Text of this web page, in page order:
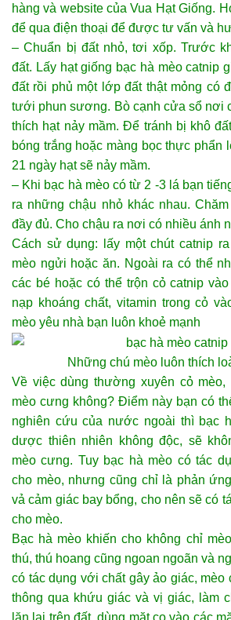
hàng và website của Vua Hạt Giống.
để qua điện thoại để được tư vấn và
– Chuẩn bị đất nhỏ, tơi xốp. Trước
đất. Lấy hạt giống bạc hà mèo catnip
đất rồi phủ một lớp đất thật mỏng có
tưới phun sương. Bò cạnh cửa sổ nơi
thích hạt nảy mầm. Để tránh bị khô
bóng trắng hoặc màng bọc thực
21 ngày hạt sẽ nảy mầm.
– Khi bạc hà mèo có từ 2 -3 lá bạn
ra những chậu nhỏ khác nhau.
đầy đủ. Cho chậu ra nơi có nhiều ánh
Cách sử dụng: lấy một chút catnip
mèo ngửi hoặc ăn. Ngoài ra có thể
các bé hoặc có thể trộn cỏ catnip
nạp khoáng chất, vitamin trong cỏ
mèo yêu nhà bạn luôn khoẻ mạnh
Những chú mèo luôn thích
Về việc dùng thường xuyên cỏ mèo,
mèo cưng không? Điểm này bạn có
nghiên cứu của nước ngoài thì bạc
dược thiên nhiên không độc, sẽ
mèo cưng. Tuy bạc hà mèo có tác
cho mèo, nhưng cũng chỉ là phản
vả cảm giác bay bổng, cho nên sẽ có
cho mèo.
Bạc hà mèo khiến cho không chỉ
thú, thú hoang cũng ngoan ngoãn và
có tác dụng với chất gây ảo giác, mèo
thông qua khứu giác và vị giác, làm